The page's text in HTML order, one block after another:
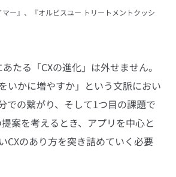
ー』、『オルビスユー トリートメントクッシ
たる「CXの進化」は外せません。
いかに増やすか」という文脈におい
での繋がり、そして1つ目の課題で
案を考えるとき、アプリを中心と
CXのあり方を突き詰めていく必要